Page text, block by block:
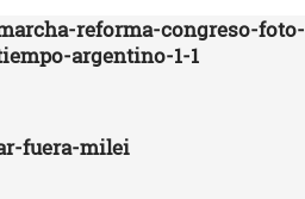
reforma-congreso-foto-
argentino-1-1
fuera-milei